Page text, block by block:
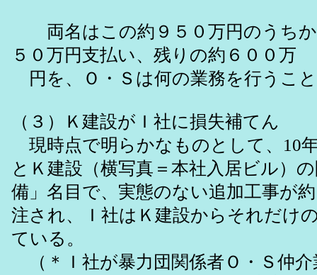
両名はこの約９５０万円のうちか
５０万円支払い、残りの約６００万
円を、Ｏ・Ｓは何の業務を行うこ
（３）Ｋ建設がＩ社に損失補てん
現時点で明らかなものとして、10
とＫ建設（横写真＝本社入居ビル）
備」名目で、実態のない追加工事が
注され、Ｉ社はＫ建設からそれだけ
ている。
（＊Ｉ社が暴力団関係者Ｏ・Ｓ仲